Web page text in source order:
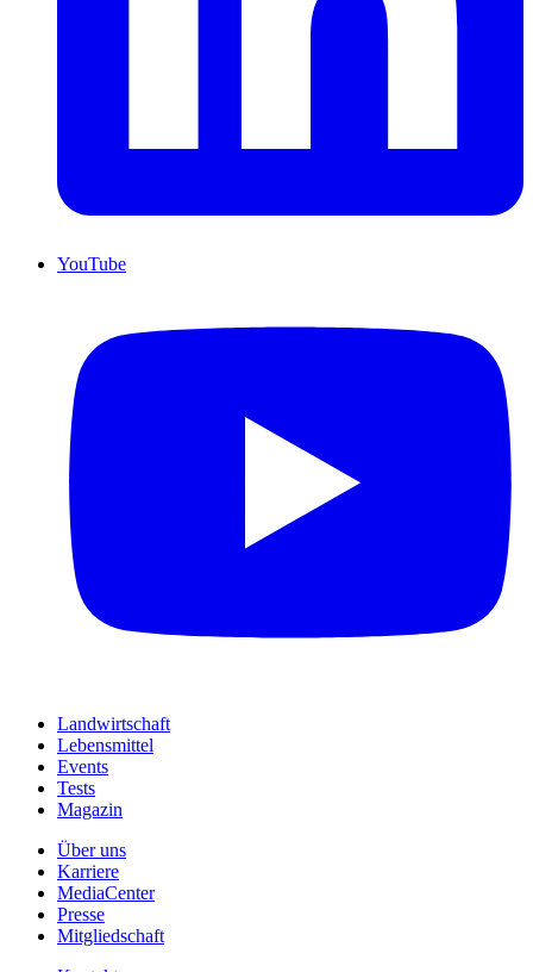
YouTube
Landwirtschaft
Lebensmittel
Events
Tests
Magazin
Über uns
Karriere
MediaCenter
Presse
Mitgliedschaft